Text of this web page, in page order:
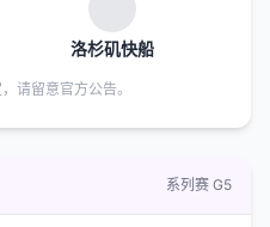
洛杉矶快船
请留意官方公告。
系列赛 G5